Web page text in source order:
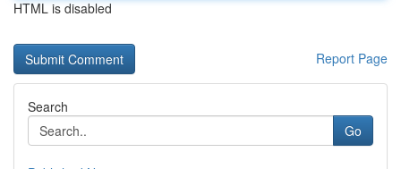
HTML is disabled
Report Page
Search
Go